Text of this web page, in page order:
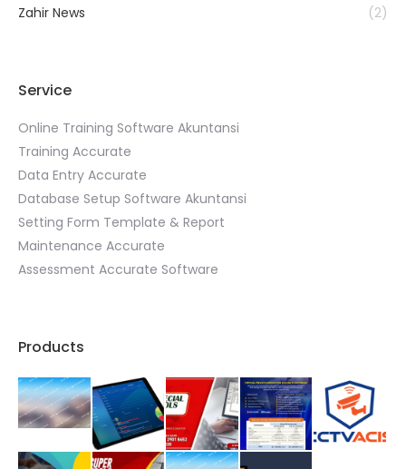
Zahir News
(2)
Service
Online Training Software Akuntansi
Training Accurate
Data Entry Accurate
Database Setup Software Akuntansi
Setting Form Template & Report
Maintenance Accurate
Assessment Accurate Software
Products